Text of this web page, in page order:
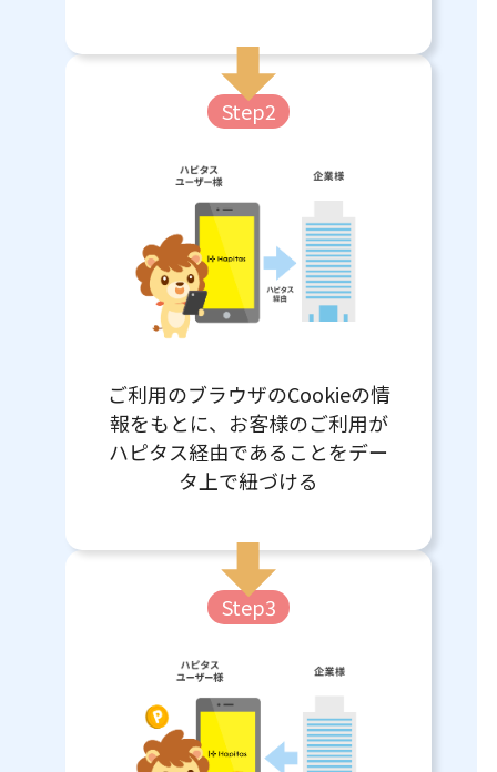
Step2
ご利用のブラウザのCookieの情
報をもとに、お客様のご利用が
ハピタス経由であることをデー
タ上で紐づける
Step3